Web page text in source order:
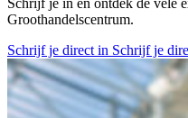
Schrijf je in en ontdek de vele
Groothandelscentrum.
Schrijf je direct in Schrijf je